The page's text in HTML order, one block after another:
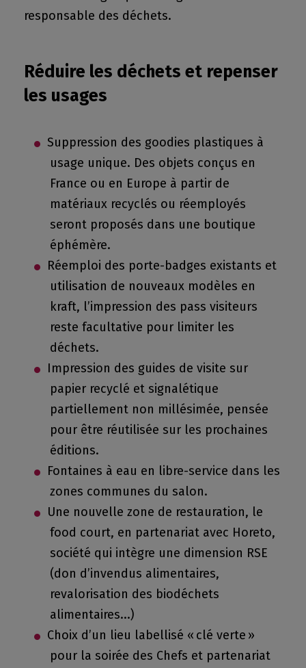
responsable des déchets.
Réduire les déchets et repenser
les usages
Suppression des goodies plastiques à
usage unique. Des objets conçus en
France ou en Europe à partir de
matériaux recyclés ou réemployés
seront proposés dans une boutique
éphémère.
Réemploi des porte-badges existants et
utilisation de nouveaux modèles en
kraft, l’impression des pass visiteurs
reste facultative pour limiter les
déchets.
Impression des guides de visite sur
papier recyclé et signalétique
partiellement non millésimée, pensée
pour être réutilisée sur les prochaines
éditions.
Fontaines à eau en libre-service dans les
zones communes du salon.
Une nouvelle zone de restauration, le
food court, en partenariat avec Horeto,
société qui intègre une dimension RSE
(don d’invendus alimentaires,
revalorisation des biodéchets
alimentaires...)
Choix d’un lieu labellisé « clé verte »
pour la soirée des Chefs et partenariat